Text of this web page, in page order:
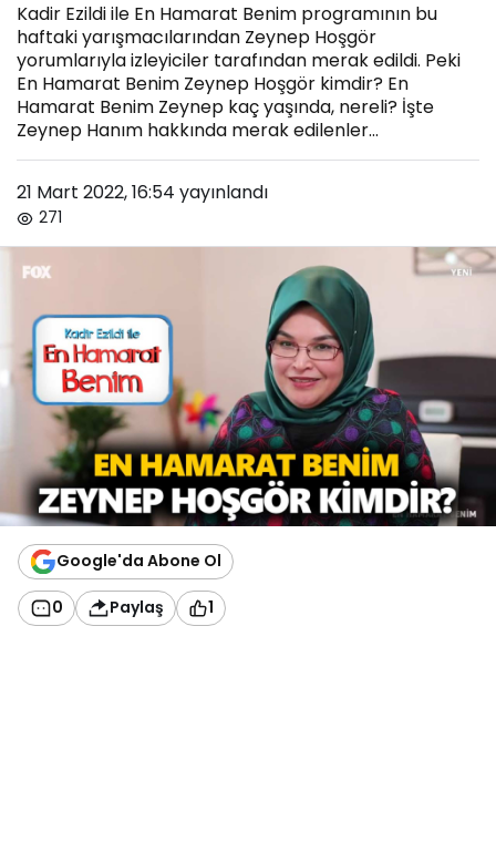
Kadir Ezildi ile En Hamarat Benim programının bu
haftaki yarışmacılarından Zeynep Hoşgör
yorumlarıyla izleyiciler tarafından merak edildi. Peki
En Hamarat Benim Zeynep Hoşgör kimdir? En
Hamarat Benim Zeynep kaç yaşında, nereli? İşte
Zeynep Hanım hakkında merak edilenler...
21 Mart 2022, 16:54 yayınlandı
271
Google'da Abone Ol
0 Paylaş 1